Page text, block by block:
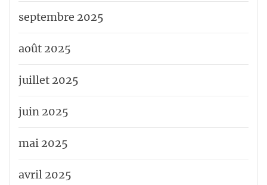
septembre 2025
août 2025
juillet 2025
juin 2025
mai 2025
avril 2025